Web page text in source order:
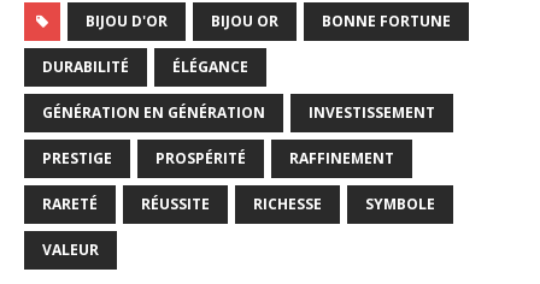
BIJOU D'OR BIJOU OR BONNE FORTUNE
DURABILITÉ ÉLÉGANCE
GÉNÉRATION EN GÉNÉRATION INVESTISSEMENT
PRESTIGE PROSPÉRITÉ RAFFINEMENT
RARETÉ RÉUSSITE RICHESSE SYMBOLE
VALEUR